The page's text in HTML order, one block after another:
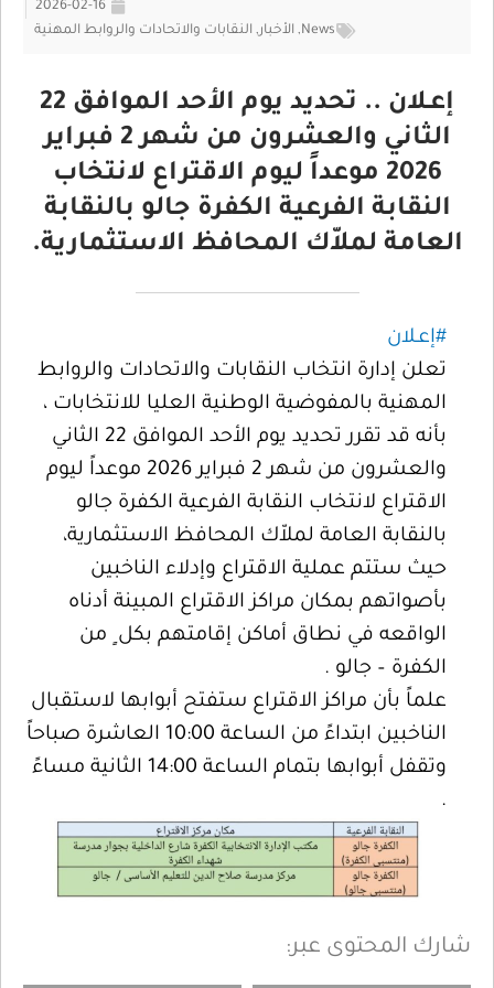
2026-02-16
News
, الأخبار, النقابات والاتحادات والروابط المهنية
إعـلان .. تحديد يوم الأحد الموافق 22
الثاني والعشرون من شهر 2 فبراير
2026 موعداً ليوم الاقتراع لانتخاب
النقابة الفرعية الكفرة جالو بالنقابة
العامة لملاّك المحافظ الاستثمارية.
#إعـلان
تعلن إدارة انتخاب النقابات والاتحادات والروابط
المهنية بالمفوضية الوطنية العليا للانتخابات ،
بأنه قد تقرر تحديد يوم الأحد الموافق 22 الثاني
والعشرون من شهر 2 فبراير 2026 موعداً ليوم
الاقتراع لانتخاب النقابة الفرعية الكفرة جالو
بالنقابة العامة لملاّك المحافظ الاستثمارية،
حيث ستتم عملية الاقتراع وإدلاء الناخبين
بأصواتهم بمكان مراكز الاقتراع المبينة أدناه
الواقعه في نطاق أماكن إقامتهم بكل ٍ من
الكفرة – جالو .
علماً بأن مراكز الاقتراع ستفتح أبوابها لاستقبال
الناخبين ابتداءً من الساعة 10:00 العاشرة صباحاً
وتقفل أبوابها بتمام الساعة 14:00 الثانية مساءً
.
شارك المحتوى عبر: